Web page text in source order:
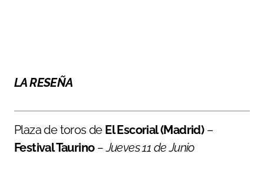
LA RESEÑA
Plaza de toros de El Escorial (Madrid) –
Festival Taurino– Jueves 11 de Junio